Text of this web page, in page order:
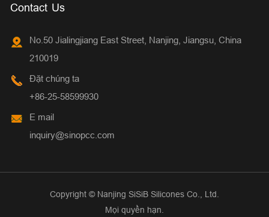
Contact Us
No.50 Jialingjiang East Street, Nanjing, Jiangsu, China
210019
Đặt chúng ta
+86-25-58599930
E mail
inquiry@sinopcc.com
Copyright © Nanjing SiSiB Silicones Co., Ltd.
Mọi quyền hạn.